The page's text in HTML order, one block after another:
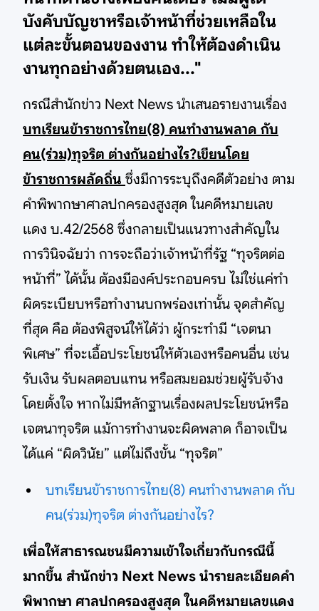
บังคับบัญชาหรือเจ้าหน้าที่ช่วยเหลือใน
แต่ละขั้นตอนของงาน ทำให้ต้องดำเนิน
งานทุกอย่างด้วยตนเอง..."
กรณีสำนักข่าว Next News นำเสนอรายงานเรื่อง
บทเรียนข้าราชการไทย(8) คนทำงานพลาด กับ
คน(ร่วม)ทุจริต ต่างกันอย่างไร?เขียนโดย
ข้าราชการผลัดถิ่น ซึ่งมีการระบุถึงคดีตัวอย่าง ตาม
คำพิพากษาศาลปกครองสูงสุด ในคดีหมายเลข
แดง บ.42/2568 ซึ่งกลายเป็นแนวทางสำคัญใน
การวินิจฉัยว่า การจะถือว่าเจ้าหน้าที่รัฐ “ทุจริตต่อ
หน้าที่” ได้นั้น ต้องมีองค์ประกอบครบ ไม่ใช่แค่ทำ
ผิดระเบียบหรือทำงานบกพร่องเท่านั้น จุดสำคัญ
ที่สุด คือ ต้องพิสูจน์ให้ได้ว่า ผู้กระทำมี “เจตนา
พิเศษ” ที่จะเอื้อประโยชน์ให้ตัวเองหรือคนอื่น เช่น
รับเงิน รับผลตอบแทน หรือสมยอมช่วยผู้รับจ้าง
โดยตั้งใจ หากไม่มีหลักฐานเรื่องผลประโยชน์หรือ
เจตนาทุจริต แม้การทำงานจะผิดพลาด ก็อาจเป็น
ได้แค่ “ผิดวินัย” แต่ไม่ถึงขั้น “ทุจริต”
บทเรียนข้าราชการไทย(8) คนทำงานพลาด กับ
คน(ร่วม)ทุจริต ต่างกันอย่างไร?
เพื่อให้สาธารณชนมีความเข้าใจเกี่ยวกับกรณีนี้
มากขึ้น สำนักข่าว Next News นำรายละเอียดคำ
พิพากษา ศาลปกครองสูงสุด ในคดีหมายเลขแดง